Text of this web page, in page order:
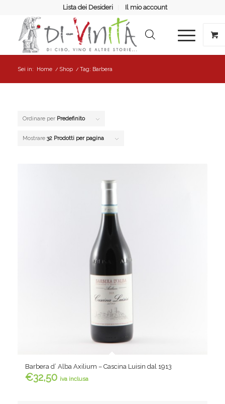
Lista dei Desideri Il mio account
Sei in: Home / Shop / Tag: Barbera
Ordinare per Predefinito
Mostrare 32 Prodotti per pagina
Barbera d’ Alba Axilium – Cascina Luisin dal 1913
€32,50 iva inclusa